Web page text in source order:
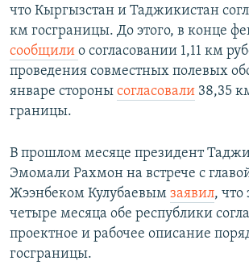
что Кыргызстан и Таджикистан
км госграницы. До этого, в конце
сообщили о согласовании 1,11 км
проведения совместных полевых
январе стороны согласовали 38,35
границы.
В прошлом месяце президент
Эмомали Рахмон на встрече с
Жээнбеком Кулубаевым заявил,
четыре месяца обе республики
проектное и рабочее описание
госграницы.